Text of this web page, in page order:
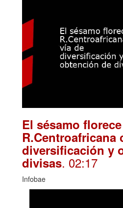
El sésamo
R.Centroafricana
diversificación y
divisas. 02:17
Infobae